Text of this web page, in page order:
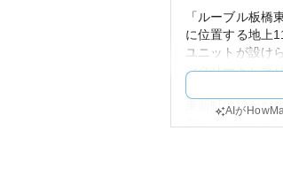
「ルーブル板橋
に位置する地上
ユニットが設け
ンクリート）造
住者の安心を約
東新町は静かな
AIが